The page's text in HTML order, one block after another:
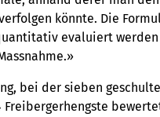
könnte. Die
evaluiert
bei der sieben geschulte
Freibergerhengste